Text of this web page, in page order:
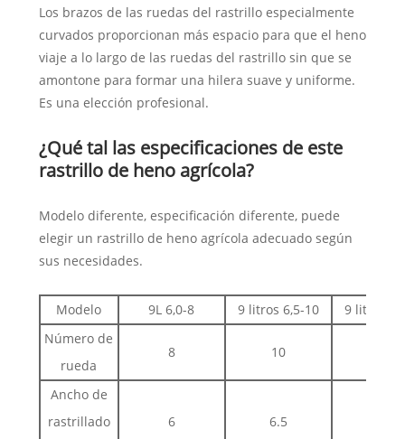
Los brazos de las ruedas del rastrillo especialmente
curvados proporcionan más espacio para que el heno
viaje a lo largo de las ruedas del rastrillo sin que se
amontone para formar una hilera suave y uniforme.
Es una elección profesional.
¿Qué tal las especificaciones de este
rastrillo de heno agrícola?
Modelo diferente, especificación diferente, puede
elegir un rastrillo de heno agrícola adecuado según
sus necesidades.
Modelo 9L 6,0-8 9 litros 6,5-10
9 litros
Número de
rueda
8 10
Ancho de
rastrillado
6 6.5